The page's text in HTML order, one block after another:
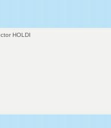
HOLDI